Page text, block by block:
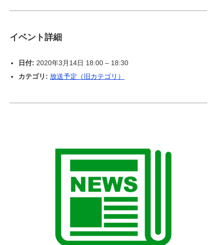
イベント詳細
日付: 2020年3月14日 18:00 – 18:30
カテゴリ: 放送予定（旧カテゴリ）